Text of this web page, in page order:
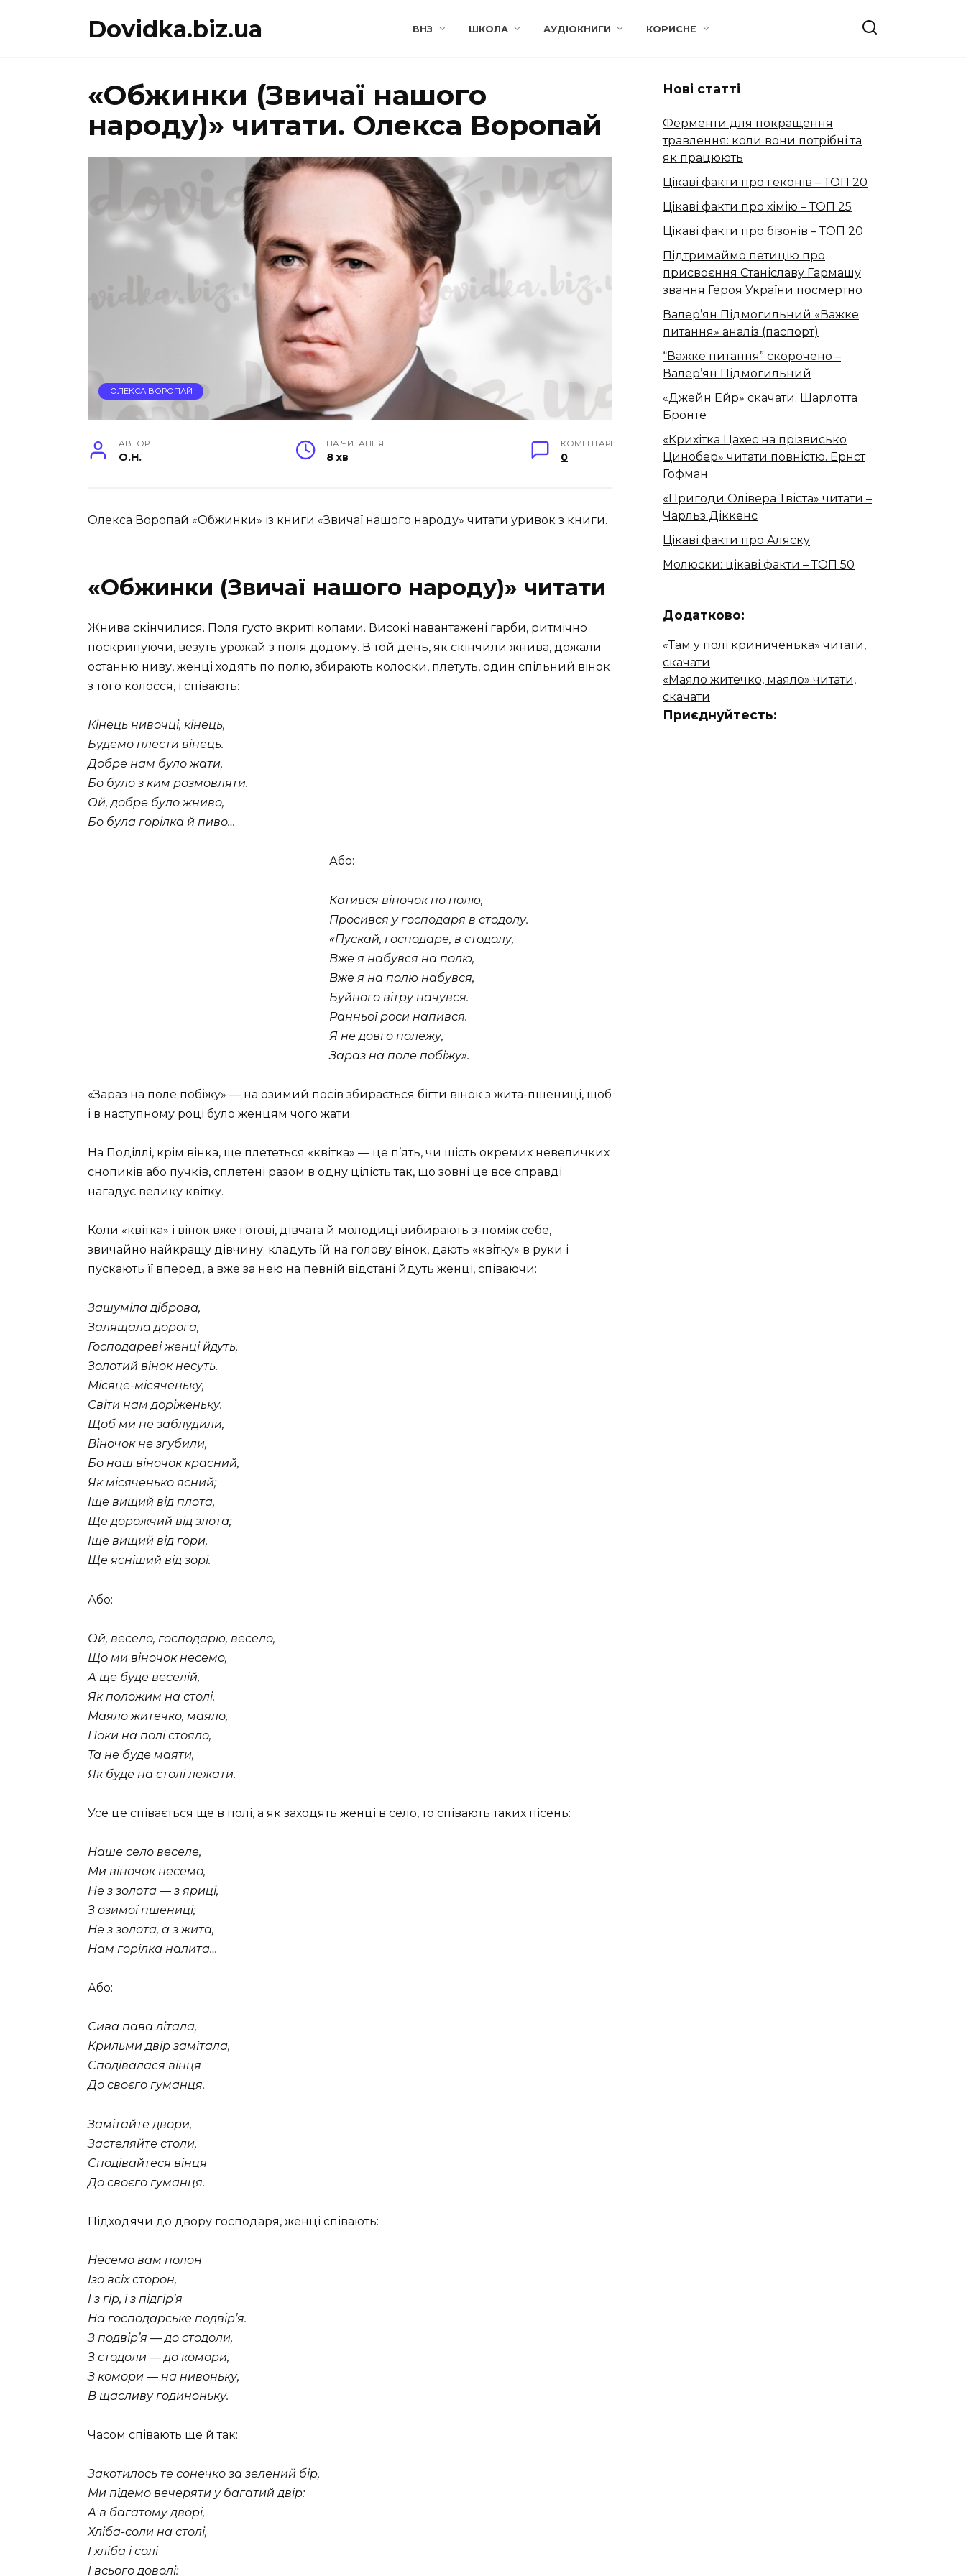
Dovidka.biz.ua ВНЗ ШКОЛА АУДІОКНИГИ КОРИСНЕ
«Обжинки (Звичаї нашого
народу)» читати. Олекса Воропай
ОЛЕКСА ВОРОПАЙ
АВТОР
O.H.
НА ЧИТАННЯ
8 хв
КОМЕНТАРІ
0
Олекса Воропай «Обжинки» із книги «Звичаї нашого народу» читати уривок з книги.
«Обжинки (Звичаї нашого народу)» читати
Жнива скінчилися. Поля густо вкриті копами. Високі навантажені гарби, ритмічно
поскрипуючи, везуть урожай з поля додому. В той день, як скінчили жнива, дожали
останню ниву, женці ходять по полю, збирають колоски, плетуть, один спільний вінок
з того колосся, і співають:
Кінець нивочці, кінець,
Будемо плести вінець.
Добре нам було жати,
Бо було з ким розмовляти.
Ой, добре було жниво,
Бо була горілка й пиво…
Або:
Котився віночок по полю,
Просився у господаря в стодолу.
«Пускай, господаре, в стодолу,
Вже я набувся на полю,
Вже я на полю набувся,
Буйного вітру начувся.
Ранньої роси напився.
Я не довго полежу,
Зараз на поле побіжу».
«Зараз на поле побіжу» — на озимий посів збирається бігти вінок з жита-пшениці, щоб
і в наступному році було женцям чого жати.
На Поділлі, крім вінка, ще плететься «квітка» — це п’ять, чи шість окремих невеличких
снопиків або пучків, сплетені разом в одну цілість так, що зовні це все справді
нагадує велику квітку.
Коли «квітка» і вінок вже готові, дівчата й молодиці вибирають з-поміж себе,
звичайно найкращу дівчину; кладуть їй на голову вінок, дають «квітку» в руки і
пускають її вперед, а вже за нею на певній відстані йдуть женці, співаючи:
Зашуміла діброва,
Залящала дорога,
Господареві женці йдуть,
Золотий вінок несуть.
Місяце-місяченьку,
Світи нам доріженьку.
Щоб ми не заблудили,
Віночок не згубили,
Бо наш віночок красний,
Як місяченько ясний;
Іще вищий від плота,
Ще дорожчий від злота;
Іще вищий від гори,
Ще ясніший від зорі.
Або:
Ой, весело, господарю, весело,
Що ми віночок несемо,
А ще буде веселій,
Як положим на столі.
Маяло житечко, маяло,
Поки на полі стояло,
Та не буде маяти,
Як буде на столі лежати.
Усе це співається ще в полі, а як заходять женці в село, то співають таких пісень:
Наше село веселе,
Ми віночок несемо,
Не з золота — з яриці,
З озимої пшениці;
Не з золота, а з жита,
Нам горілка налита…
Або:
Сива пава літала,
Крильми двір замітала,
Сподівалася вінця
До своєго гуманця.
Замітайте двори,
Застеляйте столи,
Сподівайтеся вінця
До своєго гуманця.
Підходячи до двору господаря, женці співають:
Несемо вам полон
Ізо всіх сторон,
І з гір, і з підгір’я
На господарське подвір’я.
З подвір’я — до стодоли,
З стодоли — до комори,
З комори — на нивоньку,
В щасливу годиноньку.
Часом співають ще й так:
Закотилось те сонечко за зелений бір,
Ми підемо вечеряти у багатий двір:
А в багатому дворі,
Хліба-соли на столі,
І хліба і солі
І всього доволі:
Нові статті
Ферменти для покращення
травлення: коли вони потрібні та
як працюють
Цікаві факти про геконів – ТОП 20
Цікаві факти про хімію – ТОП 25
Цікаві факти про бізонів – ТОП 20
Підтримаймо петицію про
присвоєння Станіславу Гармашу
звання Героя України посмертно
Валер’ян Підмогильний «Важке
питання» аналіз (паспорт)
“Важке питання” скорочено –
Валер’ян Підмогильний
«Джейн Ейр» скачати. Шарлотта
Бронте
«Крихітка Цахес на прізвисько
Цинобер» читати повністю. Ернст
Гофман
«Пригоди Олівера Твіста» читати –
Чарльз Діккенс
Цікаві факти про Аляску
Молюски: цікаві факти – ТОП 50
Додатково:
«Там у полі криниченька» читати,
скачати
«Маяло житечко, маяло» читати,
скачати
Приєднуйтесть: